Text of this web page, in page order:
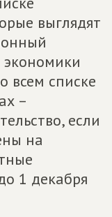
выглядят
всем списке
–
если
на
1 декабря